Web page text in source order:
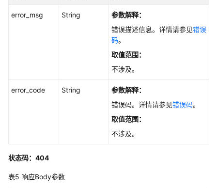
ShowExtensionEvaluationStar
与
复
error_msg String
参数解释：
错误描述信息。详情请参见错误
码。
取值范围：
不涉及。
error_code String
参数解释：
错误码。详情请参见错误码。
取值范围：
不涉及。
状态码：404
表5 响应Body参数